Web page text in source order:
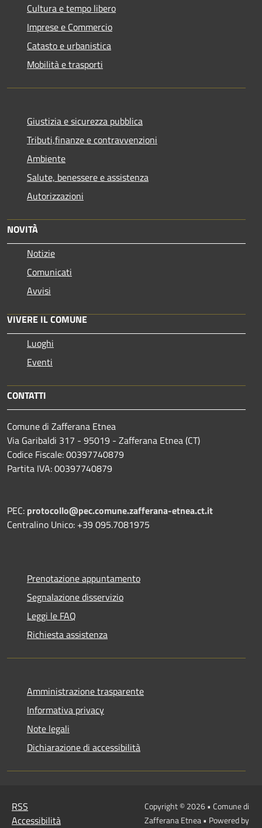
Cultura e tempo libero
Imprese e Commercio
Catasto e urbanistica
Mobilità e trasporti
Giustizia e sicurezza pubblica
Tributi,finanze e contravvenzioni
Ambiente
Salute, benessere e assistenza
Autorizzazioni
NOVITÀ
Notizie
Comunicati
Avvisi
VIVERE IL COMUNE
Luoghi
Eventi
CONTATTI
Comune di Zafferana Etnea
Via Garibaldi 317 - 95019 - Zafferana Etnea (CT)
Codice Fiscale: 00397740879
Partita IVA: 00397740879
PEC: protocollo@pec.comune.zafferana-etnea.ct.it
Centralino Unico: +39 095.7081975
Prenotazione appuntamento
Segnalazione disservizio
Leggi le FAQ
Richiesta assistenza
Amministrazione trasparente
Informativa privacy
Note legali
Dichiarazione di accessibilità
RSS
Accessibilità
Copyright © 2026 • Comune di
Zafferana Etnea • Powered by